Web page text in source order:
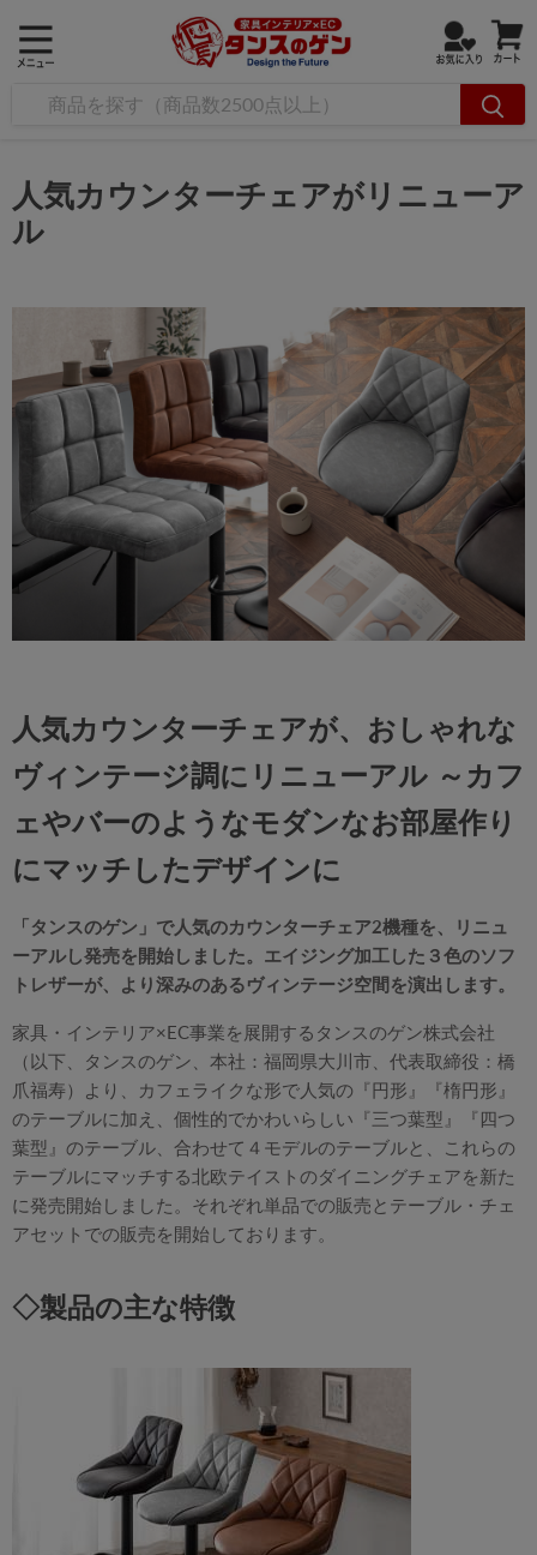
人気カウンターチェアがリニューア
ル
人気カウンターチェアが、おしゃれな
ヴィンテージ調にリニューアル ～カフ
ェやバーのようなモダンなお部屋作り
にマッチしたデザインに
「タンスのゲン」で人気のカウンターチェア2機種を、リニュ
ーアルし発売を開始しました。エイジング加工した３色のソフ
トレザーが、より深みのあるヴィンテージ空間を演出します。
家具・インテリア×EC事業を展開するタンスのゲン株式会社
（以下、タンスのゲン、本社：福岡県大川市、代表取締役：橋
爪福寿）より、カフェライクな形で人気の『円形』『楕円形』
のテーブルに加え、個性的でかわいらしい『三つ葉型』『四つ
葉型』のテーブル、合わせて４モデルのテーブルと、これらの
テーブルにマッチする北欧テイストのダイニングチェアを新た
に発売開始しました。それぞれ単品での販売とテーブル・チェ
アセットでの販売を開始しております。
◇製品の主な特徴